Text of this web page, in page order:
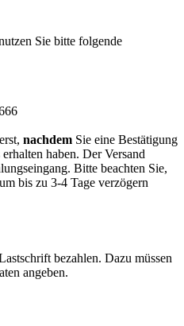
Sie bitte folgende
nachdem Sie eine Bestätigung
haben. Der Versand
Bitte beachten Sie,
bis zu 3-4 Tage verzögern
bezahlen. Dazu müssen
angeben.